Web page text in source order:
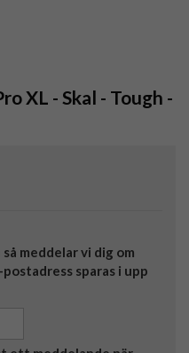
XL - Skal - Tough -
meddelar vi dig om
sparas i upp